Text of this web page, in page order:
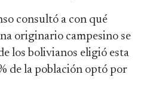
consultó a con qué
originario campesino se
los bolivianos eligió esta
de la población optó por